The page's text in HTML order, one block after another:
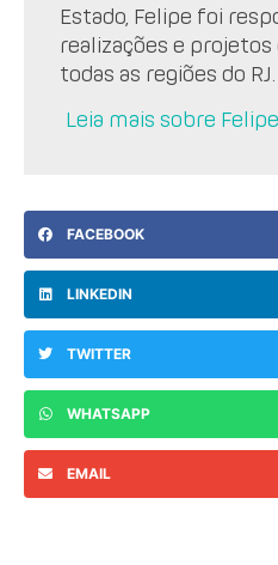
Estado, Felipe foi
realizações e
todas as regiões do RJ.
Leia mais sobre Felipe
FACEBOOK
LINKEDIN
TWITTER
WHATSAPP
EMAIL